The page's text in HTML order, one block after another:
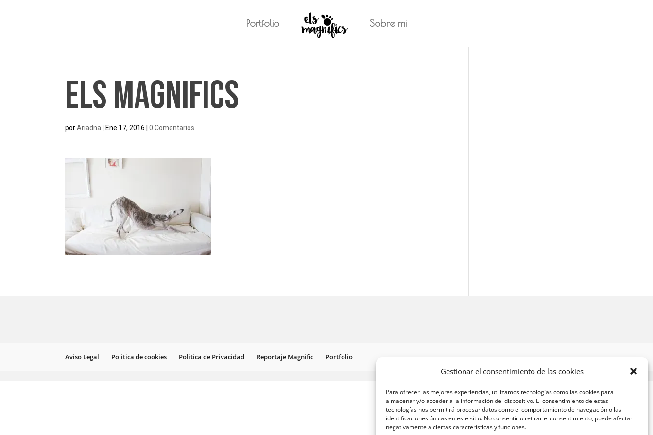
Gestionar el consentimiento de las cookies
Para ofrecer las mejores experiencias, utilizamos tecnologías como las cookies para
almacenar y/o acceder a la información del dispositivo. El consentimiento de estas
tecnologías nos permitirá procesar datos como el comportamiento de navegación o las
identificaciones únicas en este sitio. No consentir o retirar el consentimiento, puede afectar
negativamente a ciertas características y funciones.
Portfolio Sobre mi
Els Magnifics
porAriadna Ene 17, 2016 |0 Comentarios
Aviso Legal Politica de cookies Politica de Privacidad Reportaje Magnific Portfolio